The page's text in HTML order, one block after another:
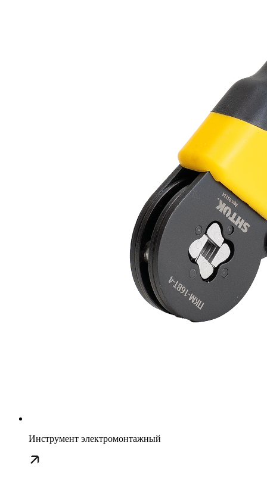
Инструмент электромонтажный